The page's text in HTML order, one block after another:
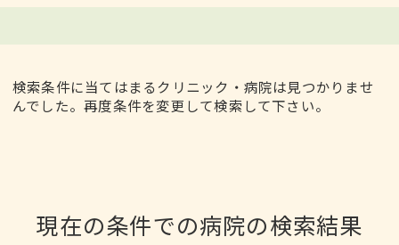
検索条件に当てはまるクリニック・病院は見つかりませ
んでした。再度条件を変更して検索して下さい。
現在の条件での病院の検索結果